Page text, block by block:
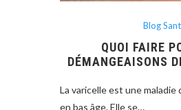
Blog
QUOI FAIRE
DÉMANGEAISONS
La varicelle est une
en bas âge. Elle se…